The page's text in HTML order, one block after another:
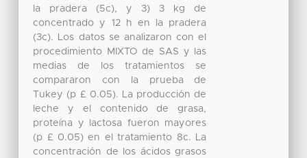
la pradera (5c), y 3) 3 kg de
concentrado y 12 h en la pradera
(3c). Los datos se analizaron con el
procedimiento MIXTO de SAS y las
medias de los tratamientos se
compararon con la prueba de
Tukey (p £ 0.05). La producción de
leche y el contenido de grasa,
proteína y lactosa fueron mayores
(p £ 0.05) en el tratamiento 8c. La
concentración de los ácidos grasos